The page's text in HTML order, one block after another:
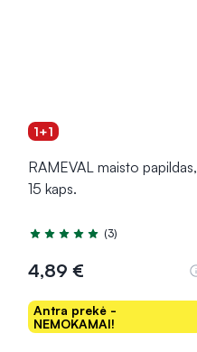
1+1
RAMEVAL maisto papildas,
15 kaps.
Įvertinimas 5.0 iš 5
(3)
4,89 €
Antra prekė -
NEMOKAMAI!
Į krepšelį